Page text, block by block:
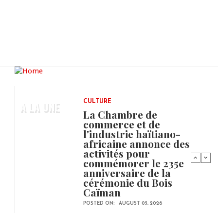
A LA UNE CULTURE
La Chambre de
commerce et de
l'industrie haïtiano-
africaine annonce des
activités pour
commémorer le 235e
anniversaire de la
cérémonie du Bois
Caïman
POSTED ON: AUGUST 05, 2026